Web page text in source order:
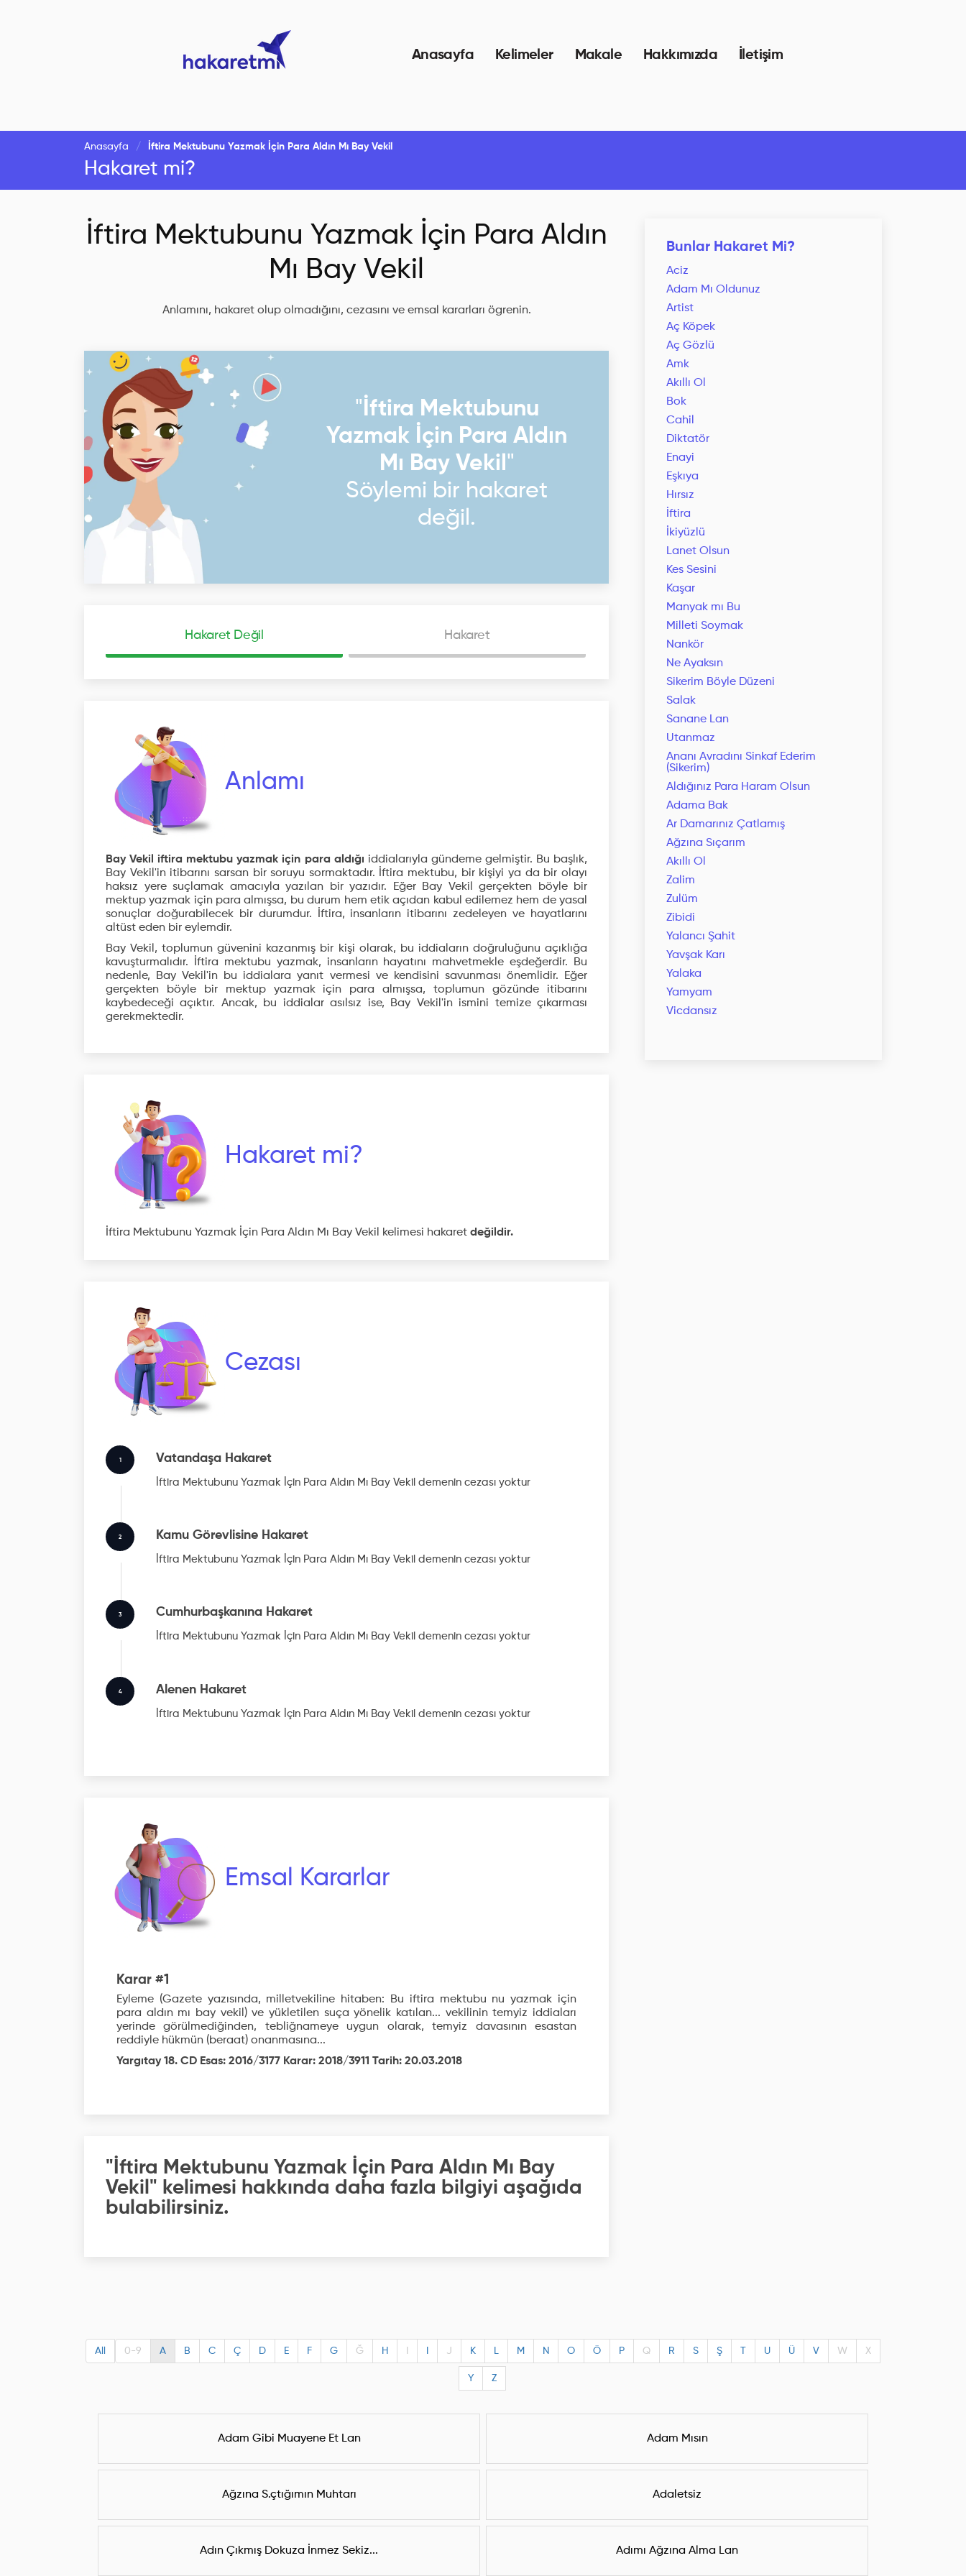
Anasayfa Kelimeler Makale Hakkımızda İletişim
Anasayfa İftira Mektubunu Yazmak İçin Para Aldın Mı Bay Vekil
Hakaret mi?
İftira Mektubunu Yazmak İçin Para Aldın
Mı Bay Vekil
Anlamını, hakaret olup olmadığını, cezasını ve emsal kararları ögrenin.
" İftira Mektubunu
Yazmak İçin Para Aldın
Mı Bay Vekil "
Söylemi bir hakaret
değil.
Hakaret Değil Hakaret
Anlamı
Bay Vekil iftira mektubu yazmak için para aldığı iddialarıyla gündeme gelmiştir. Bu başlık,
Bay Vekil'in itibarını sarsan bir soruyu sormaktadır. İftira mektubu, bir kişiyi ya da bir olayı
haksız yere suçlamak amacıyla yazılan bir yazıdır. Eğer Bay Vekil gerçekten böyle bir
mektup yazmak için para almışsa, bu durum hem etik açıdan kabul edilemez hem de yasal
sonuçlar doğurabilecek bir durumdur. İftira, insanların itibarını zedeleyen ve hayatlarını
altüst eden bir eylemdir.
Bay Vekil, toplumun güvenini kazanmış bir kişi olarak, bu iddiaların doğruluğunu açıklığa
kavuşturmalıdır. İftira mektubu yazmak, insanların hayatını mahvetmekle eşdeğerdir. Bu
nedenle, Bay Vekil'in bu iddialara yanıt vermesi ve kendisini savunması önemlidir. Eğer
gerçekten böyle bir mektup yazmak için para almışsa, toplumun gözünde itibarını
kaybedeceği açıktır. Ancak, bu iddialar asılsız ise, Bay Vekil'in ismini temize çıkarması
gerekmektedir.
Hakaret mi?
İftira Mektubunu Yazmak İçin Para Aldın Mı Bay Vekil kelimesi hakaret değildir.
Cezası
1 Vatandaşa Hakaret
İftira Mektubunu Yazmak İçin Para Aldın Mı Bay Vekil demenin cezası yoktur
2 Kamu Görevlisine Hakaret
İftira Mektubunu Yazmak İçin Para Aldın Mı Bay Vekil demenin cezası yoktur
3 Cumhurbaşkanına Hakaret
İftira Mektubunu Yazmak İçin Para Aldın Mı Bay Vekil demenin cezası yoktur
4 Alenen Hakaret
İftira Mektubunu Yazmak İçin Para Aldın Mı Bay Vekil demenin cezası yoktur
Emsal Kararlar
Karar #1
Eyleme (Gazete yazısında, milletvekiline hitaben: Bu iftira mektubu nu yazmak için
para aldın mı bay vekil) ve yükletilen suça yönelik katılan... vekilinin temyiz iddiaları
yerinde görülmediğinden, tebliğnameye uygun olarak, temyiz davasının esastan
reddiyle hükmün (beraat) onanmasına...
Yargıtay 18. CD Esas: 2016/3177 Karar: 2018/3911 Tarih: 20.03.2018
"İftira Mektubunu Yazmak İçin Para Aldın Mı Bay
Vekil" kelimesi hakkında daha fazla bilgiyi aşağıda
bulabilirsiniz.
Bunlar Hakaret Mi?
Aciz
Adam Mı Oldunuz
Artist
Aç Köpek
Aç Gözlü
Amk
Akıllı Ol
Bok
Cahil
Diktatör
Enayi
Eşkıya
Hırsız
İftira
İkiyüzlü
Lanet Olsun
Kes Sesini
Kaşar
Manyak mı Bu
Milleti Soymak
Nankör
Ne Ayaksın
Sikerim Böyle Düzeni
Salak
Sanane Lan
Utanmaz
Ananı Avradını Sinkaf Ederim
(Sikerim)
Aldığınız Para Haram Olsun
Adama Bak
Ar Damarınız Çatlamış
Ağzına Sıçarım
Akıllı Ol
Zalim
Zulüm
Zibidi
Yalancı Şahit
Yavşak Karı
Yalaka
Yamyam
Vicdansız
All 0-9 A B C Ç D E F G Ğ H J K L M N O Ö P Q R S Ş U Ü V W X
Y Z
Adam Gibi Muayene Et Lan Adam Mısın
Ağzına S.çtığımın Muhtarı Adaletsiz
Adın Çıkmış Dokuza İnmez Sekiz... Adımı Ağzına Alma Lan